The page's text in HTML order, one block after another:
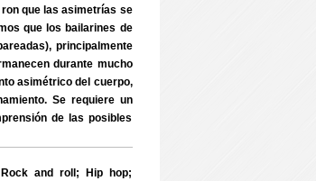
que las asimetrías se
que los bailarines de
principalmente
durante mucho
asimétrico del cuerpo,
Se requiere un
de las posibles
and roll; Hip hop;